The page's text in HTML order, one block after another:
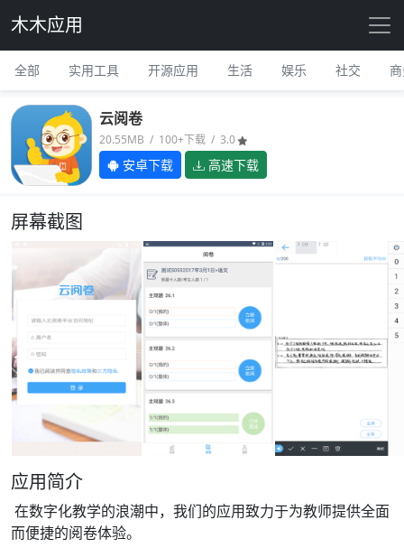
木木应用
全部 实用工具 开源应用 生活 娱乐 社交
云阅卷
20.55MB / 100+下载 / 3.0
安卓下载 高速下载
屏幕截图
应用简介
在数字化教学的浪潮中，我们的应用致力于为教师提供全面
而便捷的阅卷体验。